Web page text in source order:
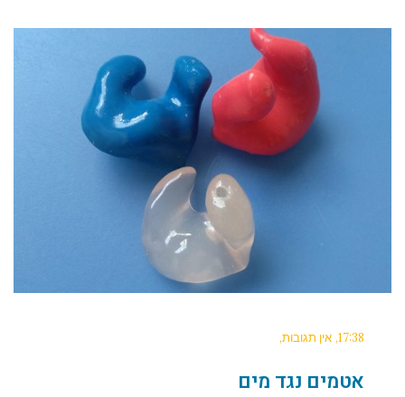
17:38 אין תגובות
אטמים נגד מים